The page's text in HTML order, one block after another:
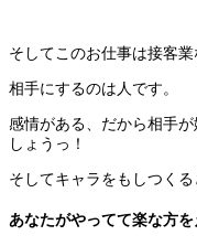
そしてこのお仕事は接客
相手にするのは人です。
感情がある、だから相手
しょうっ！
そしてキャラをもしつくる
あなたがやってて楽な方